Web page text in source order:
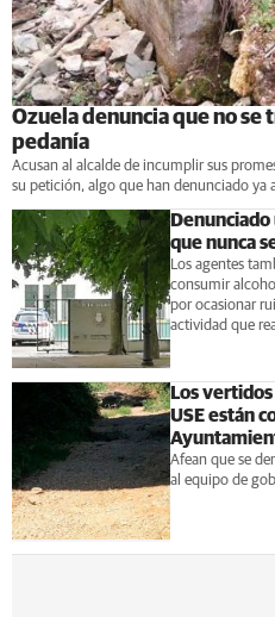
Ozuela denuncia que no
pedanía
Acusan al alcalde de incumplir sus
su petición, algo que han denunciado ya
Denunciado
que nunca
Los agentes
consumir
por ocasionar
actividad que
Los vertidos
USE están
Afean que se
al equipo de